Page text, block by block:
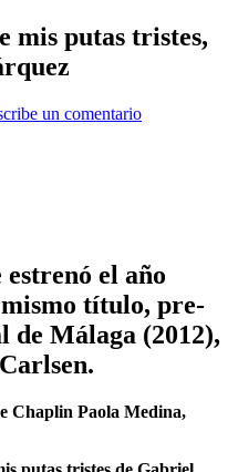
mis putas tristes,
un comentario
estrenó el año
título, pre-
de Málaga (2012),
Chaplin Paola Medina,